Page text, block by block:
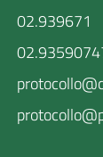
02.939671